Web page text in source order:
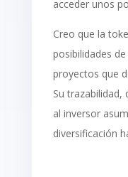
acceder unos
Creo que la
posibilidades
proyectos que
Su trazabilidad,
al inversor
diversificación